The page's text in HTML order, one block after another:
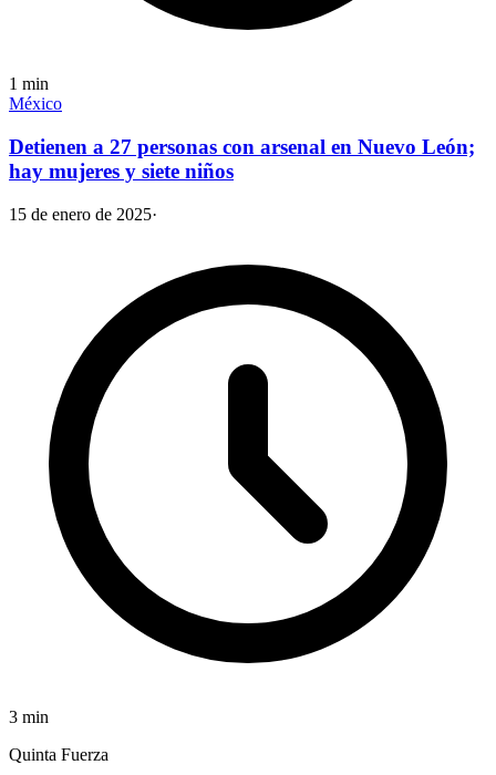
1 min
México
Detienen a 27 personas con arsenal en Nuevo León;
hay mujeres y siete niños
15 de enero de 2025·
3 min
Quinta Fuerza